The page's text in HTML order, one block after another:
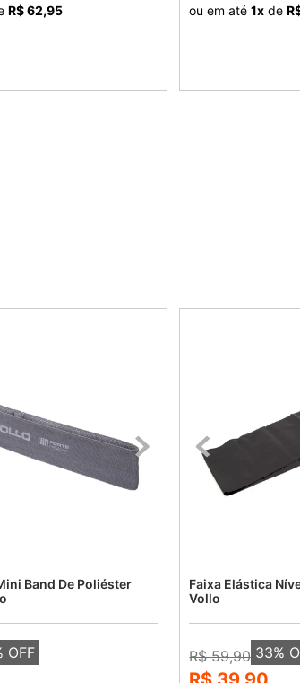
R$ 62,95 ou em até1x de
Band De Poliéster
OFF
Faixa Elástica
Vollo
R$ 59,90 33%